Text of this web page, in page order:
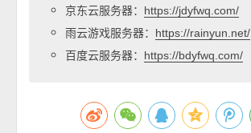
京东云服务器： https://jdyfwq.com/
雨云游戏服务器： https://rainyun.net/
百度云服务器： https://bdyfwq.com/